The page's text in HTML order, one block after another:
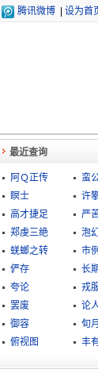
腾讯微博 设为首
最近查询
阿Ｑ正传
蛮
瞑士
许
高才捷足
严
郑虔三絶
泡
蜣螂之转
市
俨存
长
夸论
戎
罢废
论
御容
旬月
俯视图
丰